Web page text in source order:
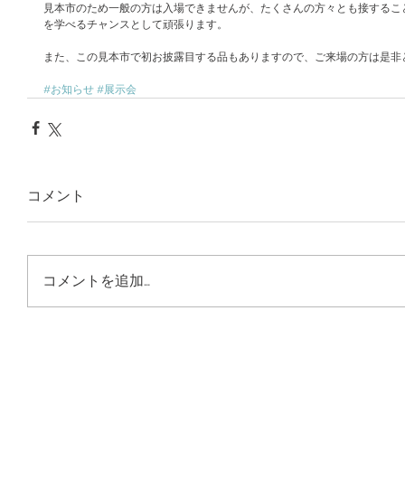
見本市のため一般の方は入場できませんが、たくさんの方々とも接する
を学べるチャンスとして頑張ります。
また、この見本市で初お披露目する品もありますので、ご来場の方は是
#お知らせ #展示会
コメント
コメントを追加…